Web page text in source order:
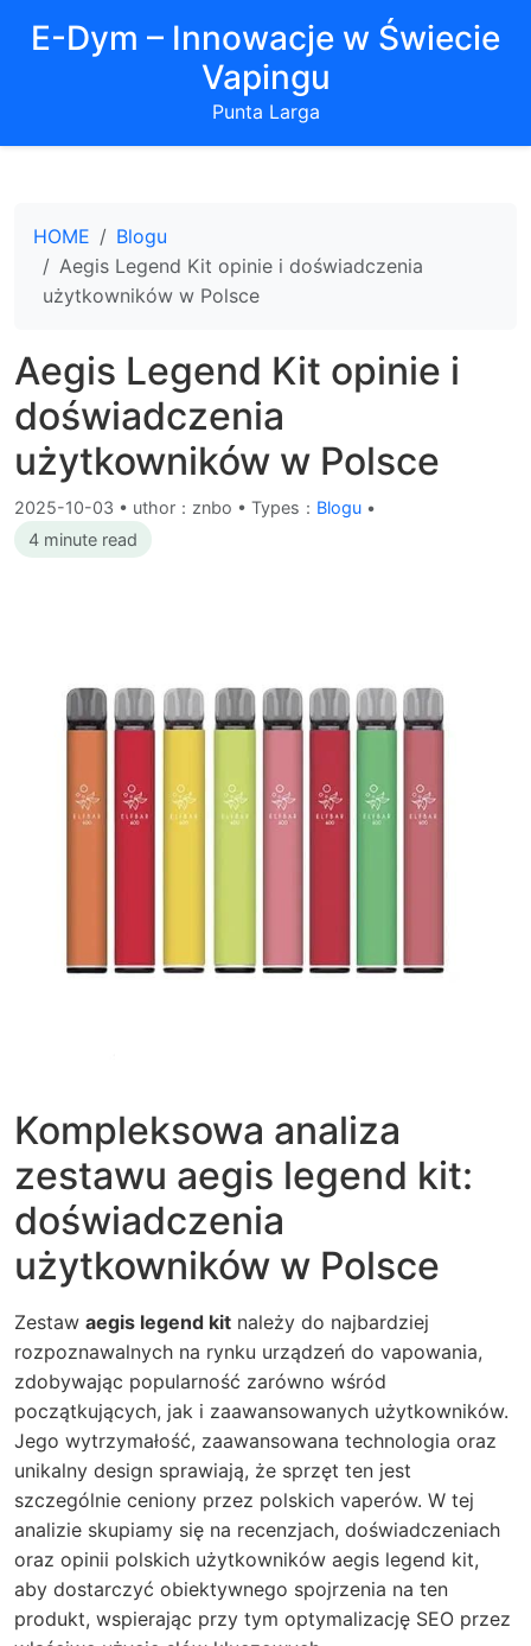
E-Dym – Innowacje w Świecie
Vapingu
Punta Larga
HOME
Blogu
Aegis Legend Kit opinie i doświadczenia
użytkowników w Polsce
Aegis Legend Kit opinie i
doświadczenia
użytkowników w Polsce
2025-10-03 • uthor：znbo • Types： Blogu •
4 minute read
Kompleksowa analiza
zestawu aegis legend kit:
doświadczenia
użytkowników w Polsce
Zestaw aegis legend kit należy do najbardziej
rozpoznawalnych na rynku urządzeń do vapowania,
zdobywając popularność zarówno wśród
początkujących, jak i zaawansowanych użytkowników.
Jego wytrzymałość, zaawansowana technologia oraz
unikalny design sprawiają, że sprzęt ten jest
szczególnie ceniony przez polskich vaperów. W tej
analizie skupiamy się na recenzjach, doświadczeniach
oraz opinii polskich użytkowników aegis legend kit,
aby dostarczyć obiektywnego spojrzenia na ten
produkt, wspierając przy tym optymalizację SEO przez